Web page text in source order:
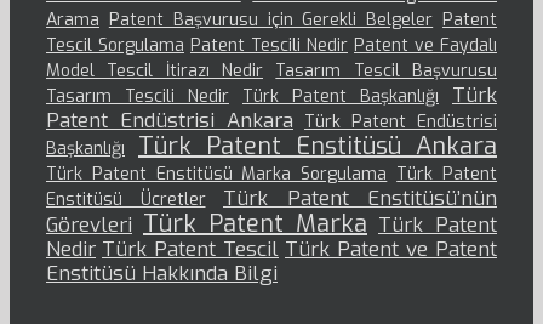
Arama Patent Başvurusu için Gerekli Belgeler Patent
Tescil Sorgulama Patent Tescili Nedir Patent ve Faydalı
Model Tescil İtirazı Nedir Tasarım Tescil Başvurusu
Tasarım Tescili Nedir
Türk Patent Başkanlığı
Türk
Patent Endüstrisi Ankara Türk Patent Endüstrisi
Başkanlığı
Türk Patent Enstitüsü Ankara
Türk Patent Enstitüsü Marka Sorgulama Türk Patent
Enstitüsü Ücretler
Türk Patent Enstitüsü’nün
Görevleri Türk Patent Marka Türk Patent
Nedir Türk Patent Tescil Türk Patent ve Patent
Enstitüsü Hakkında Bilgi